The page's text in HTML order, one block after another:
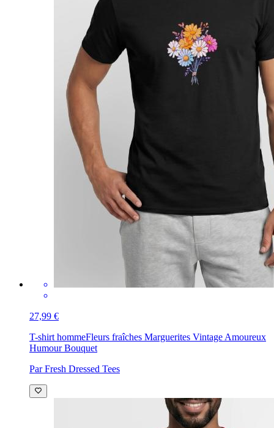
27,99 €
T-shirt hommeFleurs fraîches Marguerites Vintage Amoureux
Humour Bouquet
Par Fresh Dressed Tees